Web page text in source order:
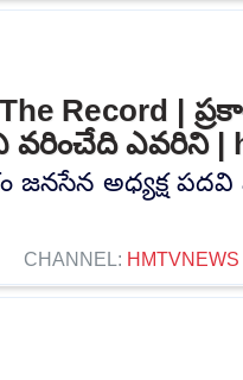
Record |
వరించేది ఎవరిని |
జనసేన అధ్యక్ష
CHANNEL: HMTVNEWS